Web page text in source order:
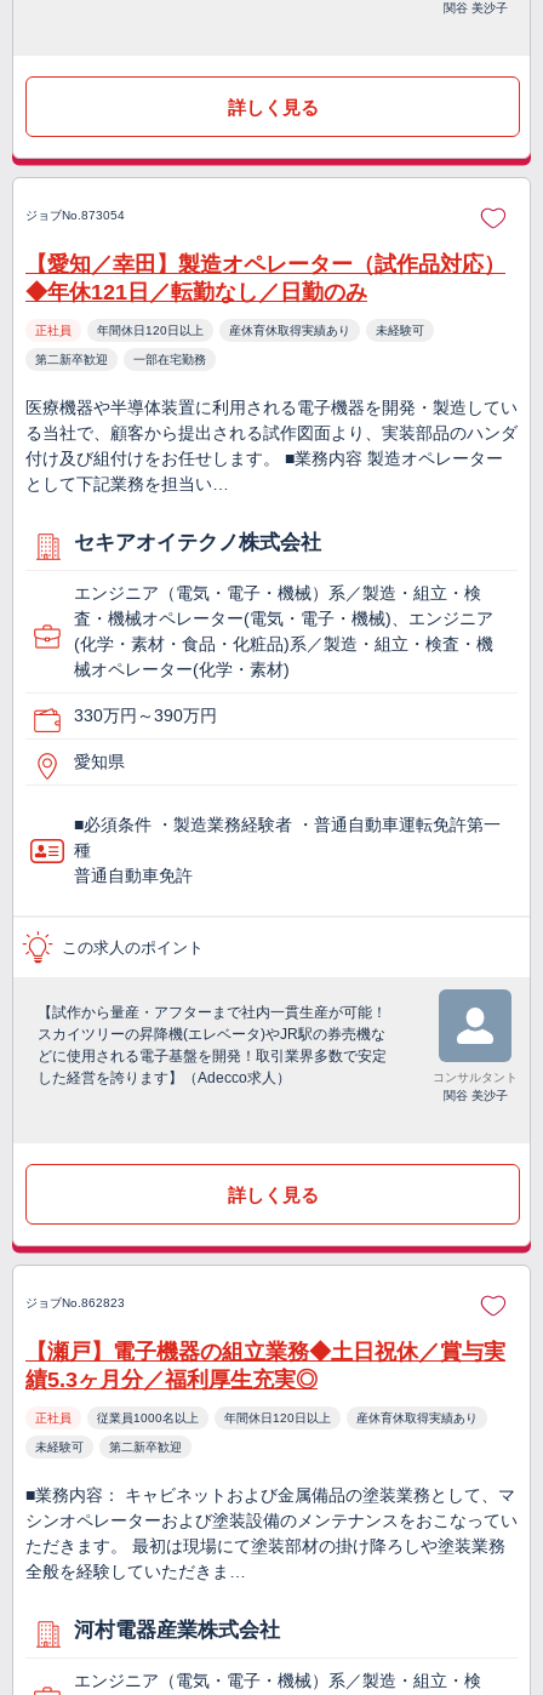
関谷 美沙子
詳しく見る
ジョブNo.873054
【愛知／幸田】製造オペレーター（試作品対応）
◆年休121日／転勤なし／日勤のみ
正社員 年間休日120日以上 産休育休取得実績あり 未経験可
第二新卒歓迎 一部在宅勤務
医療機器や半導体装置に利用される電子機器を開発・製造してい
る当社で、顧客から提出される試作図面より、実装部品のハンダ
付け及び組付けをお任せします。 ■業務内容 製造オペレーター
として下記業務を担当い…
セキアオイテクノ株式会社
エンジニア（電気・電子・機械）系／製造・組立・検
査・機械オペレーター(電気・電子・機械)、エンジニア
(化学・素材・食品・化粧品)系／製造・組立・検査・機
械オペレーター(化学・素材)
330万円～390万円
愛知県
■必須条件 ・製造業務経験者 ・普通自動車運転免許第一
種
普通自動車免許
この求人のポイント
【試作から量産・アフターまで社内一貫生産が可能！
スカイツリーの昇降機(エレベータ)やJR駅の券売機な
どに使用される電子基盤を開発！取引業界多数で安定
した経営を誇ります】（Adecco求人）
コンサルタント
関谷 美沙子
詳しく見る
ジョブNo.862823
【瀬戸】電子機器の組立業務◆土日祝休／賞与実
績5.3ヶ月分／福利厚生充実◎
正社員 従業員1000名以上 年間休日120日以上 産休育休取得実績あり
未経験可 第二新卒歓迎
■業務内容： キャビネットおよび金属備品の塗装業務として、マ
シンオペレーターおよび塗装設備のメンテナンスをおこなってい
ただきます。 最初は現場にて塗装部材の掛け降ろしや塗装業務
全般を経験していただきま…
河村電器産業株式会社
エンジニア（電気・電子・機械）系／製造・組立・検